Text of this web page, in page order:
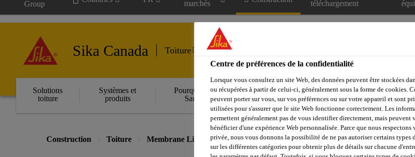
Group
marchés
téléchargement
Sika Canada Toiture
Solutions
toiture
Systèmes et
produits
Pourquoi Sika
Sarnafil
Durabilité
Centre de
Ressource
Construction Toiture Membrane Liquide Produits en membrane liquide Adhésifs & fixations
Centre de préférences de la confidentialité
Lorsque vous consultez un site Web, des données peuvent être stockées
ou récupérées à partir de celui-ci, généralement sous la forme de cookies.
peuvent porter sur vous, sur vos préférences ou sur votre appareil et sont
utilisées pour s'assurer que le site Web fonctionne correctement. Les
permettent généralement pas de vous identifier directement, mais peuvent
bénéficier d'une expérience Web personnalisée. Parce que nous
privée, nous vous donnons la possibilité de ne pas autoriser certains types
sur les différentes catégories pour obtenir plus de détails sur chacune